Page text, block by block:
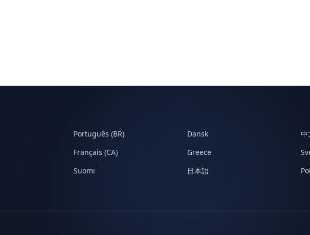
Português (BR) Dansk 中
Français (CA) Greece
Suomi 日本語